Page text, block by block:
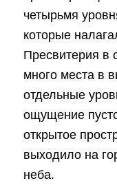
четырьмя
которые
Пресвитерия в
много места в
отдельные
ощущение
открытое
выходило на
неба.